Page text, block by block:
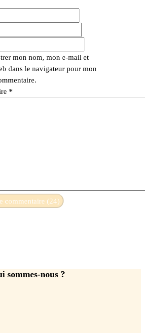
mon nom, mon e-mail et
dans le navigateur pour mon
*
sommes-nous ?